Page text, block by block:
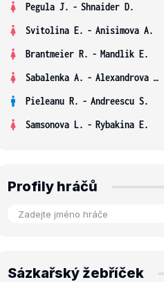
Pegula J. - Shnaider D.
Svitolina E. - Anisimova A.
Brantmeier R. - Mandlik E.
Sabalenka A. - Alexandrova E.
Pieleanu R. - Andreescu S.
Samsonova L. - Rybakina E.
Profily hráčů
Sázkařský žebříček